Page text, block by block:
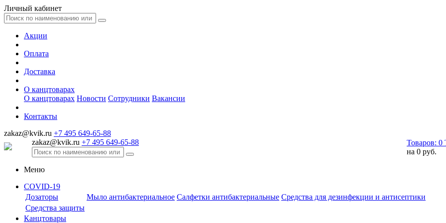
Личный кабинет
Акции
Оплата
Доставка
О канцтоварах
О канцтоварах Новости Сотрудники Вакансии
Контакты
zakaz@kvik.ru +7 495 649-65-88
zakaz@kvik.ru +7 495 649-65-88 Товаров: 0
на 0 руб.
Меню
COVID-19
Дозаторы
Мыло антибактериальное Салфетки антибактериальные Средства для дезинфекции и антисептики
Средства защиты
Канцтовары